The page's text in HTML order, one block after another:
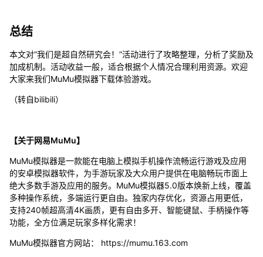
总结
本文对“我们是超自然研究会！”活动进行了攻略整理，分析了奖励及
加成机制。活动收益一般，适合根据个人情况合理利用资源。欢迎
大家来我们MuMu模拟器下载体验游戏。
（转自bilibili）
【关于网易MuMu】
MuMu模拟器是一款能在电脑上模拟手机操作流畅运行游戏及应用
的安卓模拟器软件，为手游玩家及大众用户提供在电脑畅玩市面上
绝大多数手游及应用的服务。MuMu模拟器5.0版本焕新上线，覆盖
多种操作系统，多端运行更自由。独家内存优化，资源占用更低，
支持240帧超高清4K画质，更有自由多开、智能键鼠、手柄操作等
功能，全方位满足玩家多样化需求！
MuMu模拟器官方网站： https://mumu.163.com